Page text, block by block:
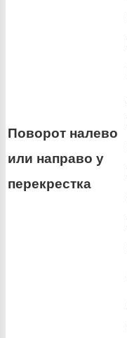
Поворот налево
или направо у
перекрестка